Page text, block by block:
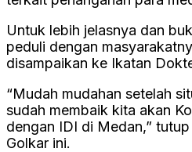
Untuk lebih jelasnya dan
peduli dengan
disampaikan ke Ikatan
“Mudah mudahan setelah
sudah membaik kita akan
dengan IDI di Medan,”
Golkar ini.